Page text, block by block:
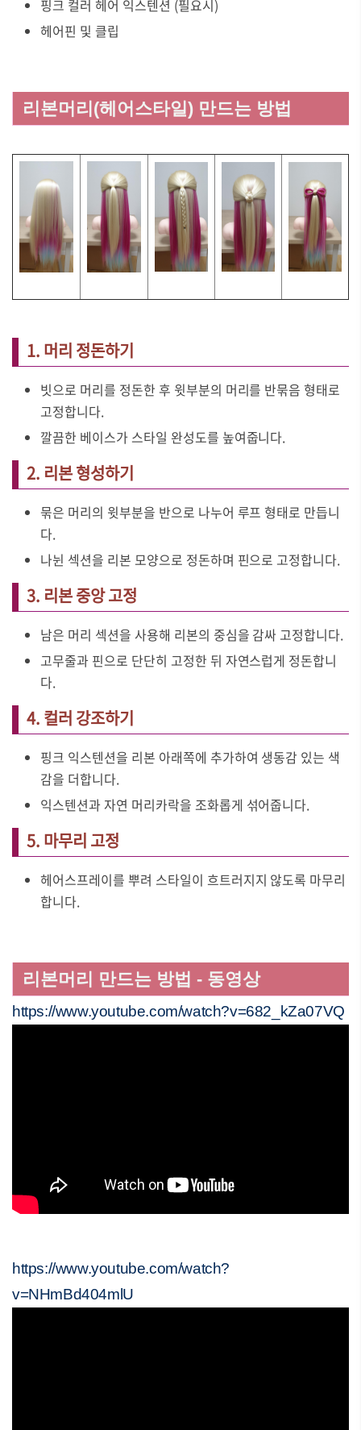
핑크 컬러 헤어 익스텐션 (필요시)
헤어핀 및 클립
리본머리(헤어스타일) 만드는 방법
1. 머리 정돈하기
빗으로 머리를 정돈한 후 윗부분의 머리를 반묶음 형태로
고정합니다.
깔끔한 베이스가 스타일 완성도를 높여줍니다.
2. 리본 형성하기
묶은 머리의 윗부분을 반으로 나누어 루프 형태로 만듭니
다.
나뉜 섹션을 리본 모양으로 정돈하며 핀으로 고정합니다.
3. 리본 중앙 고정
남은 머리 섹션을 사용해 리본의 중심을 감싸 고정합니다.
고무줄과 핀으로 단단히 고정한 뒤 자연스럽게 정돈합니
다.
4. 컬러 강조하기
핑크 익스텐션을 리본 아래쪽에 추가하여 생동감 있는 색
감을 더합니다.
익스텐션과 자연 머리카락을 조화롭게 섞어줍니다.
5. 마무리 고정
헤어스프레이를 뿌려 스타일이 흐트러지지 않도록 마무리
합니다.
리본머리 만드는 방법 - 동영상
https://www.youtube.com/watch?v=682_kZa07VQ
https://www.youtube.com/watch?
v=NHmBd404mlU